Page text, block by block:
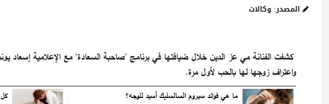
المصدر: وكالات
كشفت الفنانة مي عز الدين خلال ضيافتها في برنامج "صاحبة السعادة" مع الإعلامية
واعتراف زوجها لها بالحب لأول مرة.
ما هي فوائد سيروم السالسليك أسيد للوجه؟